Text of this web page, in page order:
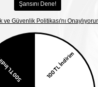
Benzer Ürünler